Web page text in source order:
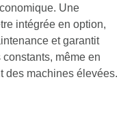
Une
intégrée en option,
et garantit
même en
des machines élevées.